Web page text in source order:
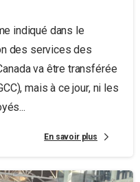
indiqué dans le
des services des
va être transférée
mais à ce jour, ni les
En savoir plus